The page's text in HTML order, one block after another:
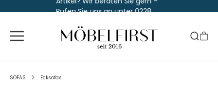
Rufen Sie uns an unter 0228
SOFAS Ecksofas